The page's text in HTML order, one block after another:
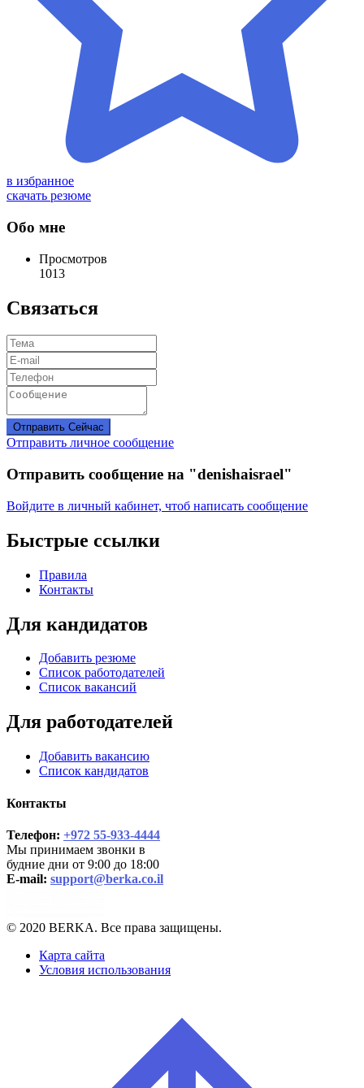
в избранное
скачать резюме
Обо мне
Просмотров
1013
Связаться
Отправить Сейчас
Отправить личное сообщение
Отправить сообщение на "denishaisrael"
Войдите в личный кабинет, чтоб написать сообщение
Быстрые ссылки
Правила
Контакты
Для кандидатов
Добавить резюме
Список работодателей
Список вакансий
Для работодателей
Добавить вакансию
Список кандидатов
Контакты
Телефон: +972 55-933-4444
Мы принимаем звонки в
будние дни от 9:00 до 18:00
E-mail: support@berka.co.il
© 2020 BERKA. Все права защищены.
Карта сайта
Условия использования